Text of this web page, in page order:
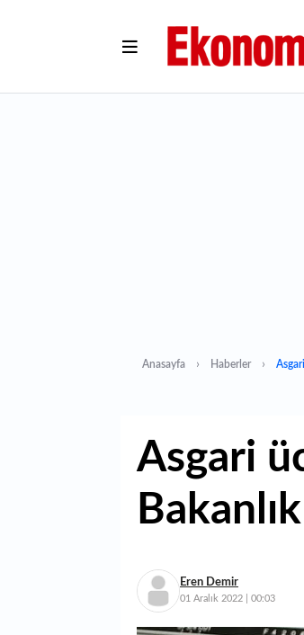
Anasayfa Haberler
Asgari
Eren Demir
01 Aralık 2022 | 00:03